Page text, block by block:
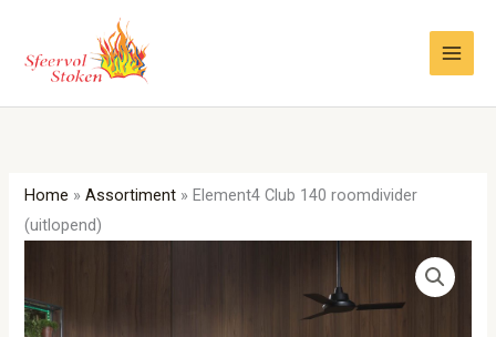
inhoud
Home »Assortiment » Element4 Club 140 roomdivider
(uitlopend)